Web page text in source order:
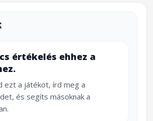
értékelés ehhez a
ezt a játékot, írd meg a
és segíts másoknak a